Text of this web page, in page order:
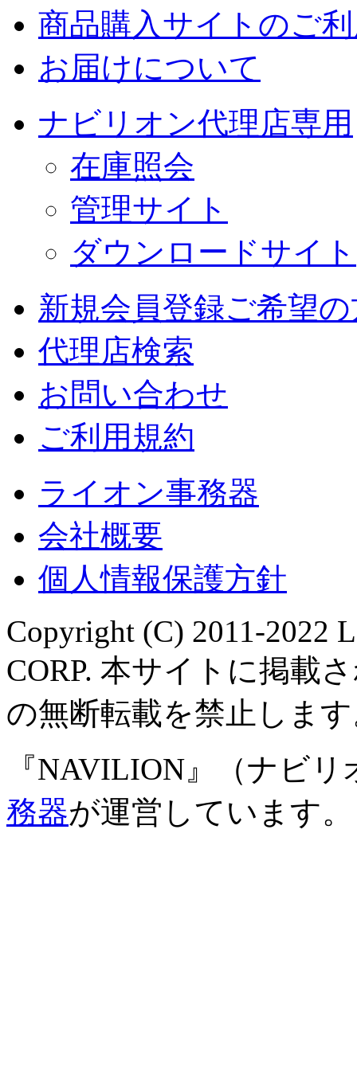
商品購入サイトのご
お届けについて
ナビリオン代理店専用
在庫照会
管理サイト
ダウンロードサイト
新規会員登録ご希望
代理店検索
お問い合わせ
ご利用規約
ライオン事務器
会社概要
個人情報保護方針
Copyright (C) 2011-2022
CORP. 本サイトに掲載
の無断転載を禁止しま
『NAVILION』（ナビリ
務器が運営しています。